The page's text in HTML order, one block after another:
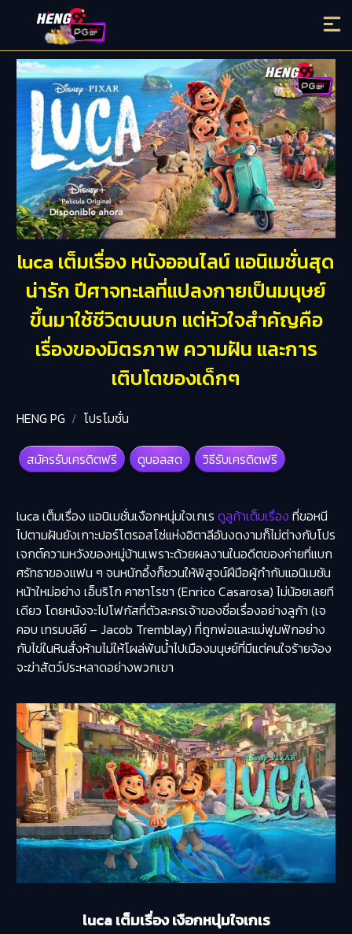
luca เต็มเรื่อง หนังออนไลน์ แอนิเมชั่นสุด
น่ารัก ปีศาจทะเลที่แปลงกายเป็นมนุษย์
ขึ้นมาใช้ชีวิตบนบก แต่หัวใจสำคัญคือ
เรื่องของมิตรภาพ ความฝัน และการ
เติบโตของเด็กๆ
HENG PG โปรโมชั่น
สมัครรับเครดิตฟรี ดูบอลสด วิธีรับเครดิตฟรี
luca เต็มเรื่อง แอนิเมชั่นเงือกหนุ่มใจเกเร ดูลูก้าเต็มเรื่อง ที่ขอหนี
ไปตามฝันยังเกาะปอร์โตรอสโซ่แห่งอิตาลีอันงดงามก็ไม่ต่างกับโปร
เจกต์ความหวังของหมู่บ้านเพราะด้วยผลงานในอดีตของค่ายที่แบก
ศรัทธาของแฟน ๆ จนหนักอึ้งก็ชวนให้พิสูจน์ฝีมือผู้กำกับแอนิเมชัน
หน้าใหม่อย่าง เอ็นริโก คาซาโรซา (Enrico Casarosa) ไม่น้อยเลยที
เดียว โดยหนังจะไปโฟกัสที่ตัวละครเจ้าของชื่อเรื่องอย่างลูก้า (เจ
คอบ เทรมบลีย์ – Jacob Tremblay) ที่ถูกพ่อและแม่ฟูมฟักอย่าง
กับไข่ในหินสั่งห้ามไม่ให้โผล่พ้นน้ำไปเมืองมนุษย์ที่มีแต่คนใจร้ายจ้อง
จะฆ่าสัตว์ประหลาดอย่างพวกเขา
luca เต็มเรื่อง เงือกหนุ่มใจเกเร